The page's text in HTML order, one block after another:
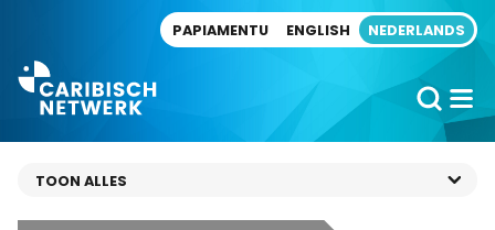
PAPIAMENTU ENGLISH NEDERLANDS